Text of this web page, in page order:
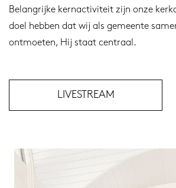
Belangrijke kernactiviteit zijn onze
doel hebben dat wij als gemeente
ontmoeten, Hij staat centraal.
LIVESTREAM